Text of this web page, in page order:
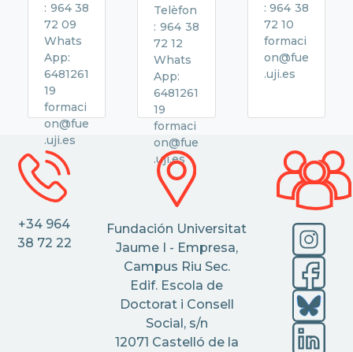
: 964 38
72 09
Whats
App:
6481261
19
formaci
on@fue
.uji.es
Telèfon
: 964 38
72 12
Whats
App:
6481261
19
formaci
on@fue
.uji.es
: 964 38
72 10
formaci
on@fue
.uji.es
+34 964
38 72 22
Fundación Universitat
Jaume I - Empresa,
Campus Riu Sec.
Edif. Escola de
Doctorat i Consell
Social, s/n
12071 Castelló de la